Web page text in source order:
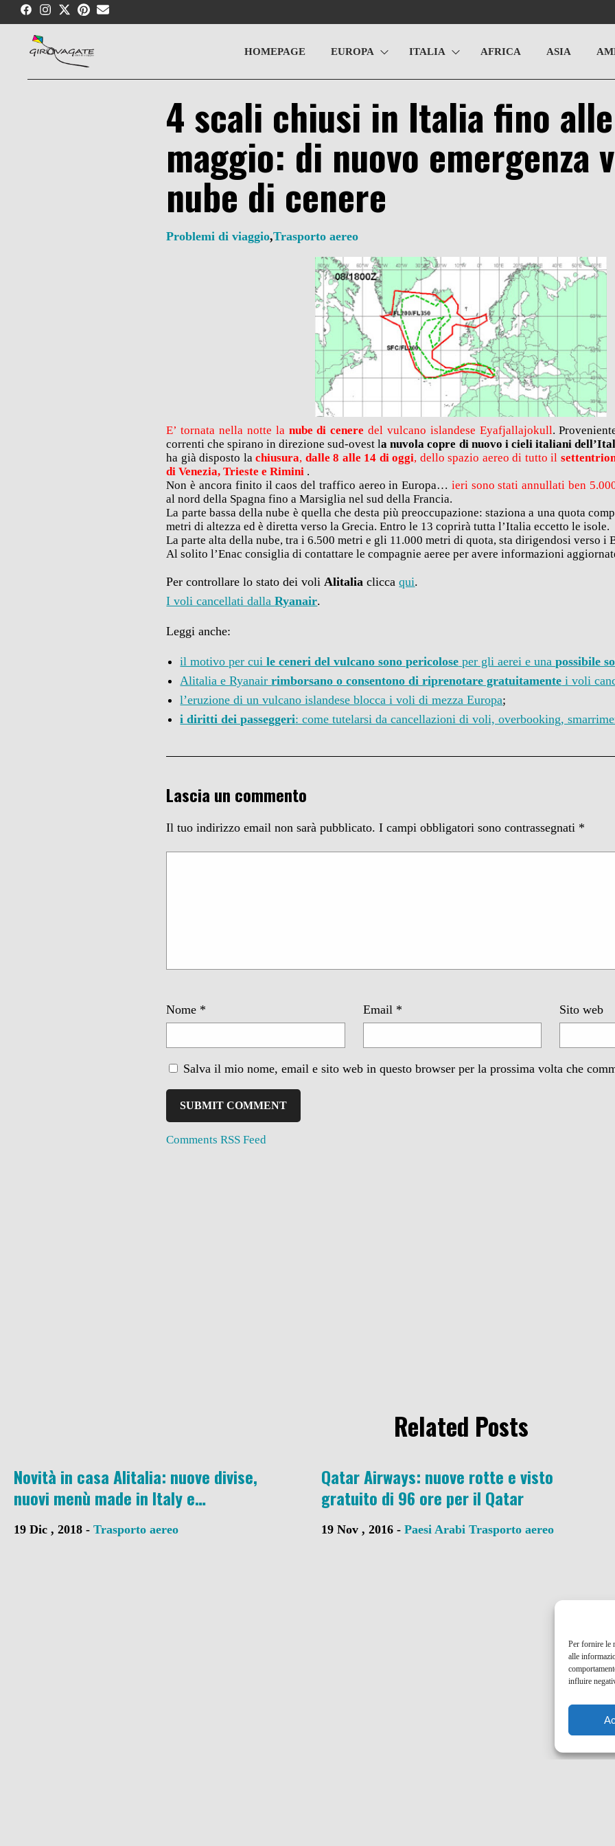
Per fornire le
alle
influire
Skip
content
HOMEPAGE EUROPA ITALIA AFRICA ASIA
4 scali chiusi in Italia fino
maggio: di nuovo emergenza
nube di cenere
Problemi di viaggio,Trasporto aereo
E’ tornata nella notte lanube di cenere del vulcano islandese Eyafjallajokull.
correnti che spirano in direzione sud-ovest la nuvola copre di nuovo i cieli italiani
ha già disposto lachiusura, dalle 8 alle 14 di oggi, dello spazio aereo di tutto il
di Venezia, Trieste e Rimini .
Non è ancora finito il caos del traffico aereo in Europa… ieri sono stati annullati ben
al nord della Spagna fino a Marsiglia nel sud della Francia.
La parte bassa della nube è quella che desta più preoccupazione: staziona a una quota
metri di altezza ed è diretta verso la Grecia. Entro le 13 coprirà tutta l’Italia eccetto le isole.
La parte alta della nube, tra i 6.500 metri e gli 11.000 metri di quota, sta dirigendosi verso i
Al solito l’Enac consiglia di contattare le compagnie aeree per avere informazioni
Per controllare lo stato dei voliAlitaliacliccaqui.
I voli cancellati dallaRyanair.
Leggi anche:
il motivo per cuile ceneri del vulcano sono pericolose per gli aerei e unapossibile
Alitalia e Ryanairrimborsano o consentono di riprenotare gratuitamente i voli
l’eruzione di un vulcano islandese blocca i voli di mezza Europa;
i diritti dei passeggeri: come tutelarsi da cancellazioni di voli, overbooking,
Lascia un commento
Il tuo indirizzo email non sarà pubblicato. I campi obbligatori sono contrassegnati *
Nome * Email * Sito web
Salva il mio nome, email e sito web in questo browser per la prossima volta che
Comments RSS Feed
Related Posts
Novità in casa Alitalia: nuove divise,
nuovi menù made in Italy e…
19 Dic , 2018 -Trasporto aereo
Qatar Airways: nuove rotte e visto
gratuito di 96 ore per il Qatar
19 Nov , 2016 -Paesi Arabi Trasporto aereo